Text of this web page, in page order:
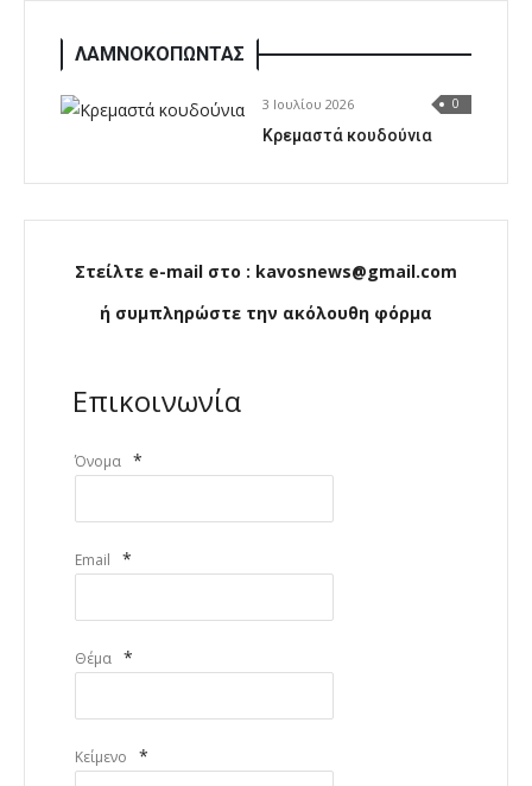
ΛΑΜΝΟΚΟΠΩΝΤΑΣ
3 Ιουλίου 2026 0
Κρεμαστά κουδούνια
Στείλτε e-mail στο : kavosnews@gmail.com
ή συμπληρώστε την ακόλουθη φόρμα
Επικοινωνία
Όνομα *
Email *
Θέμα *
Κείμενο *